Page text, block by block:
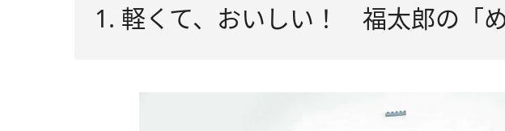
1. 軽くて、おいしい！ 福太郎の「め